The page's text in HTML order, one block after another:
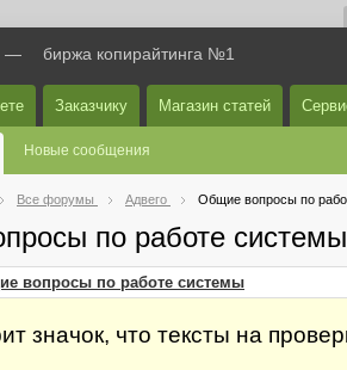
— биржа копирайтинга №1
Заказчику Магазин статей
Новые сообщения
Все форумы Адвего Общие вопросы по
по работе
вопросы по работе системы
значок, что тексты на